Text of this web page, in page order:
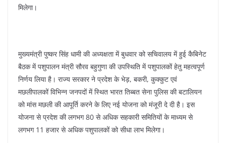
मिलेगा।
मुख्यमंत्री पुष्कर सिंह धामी की अध्यक्षता में बुधवार को सचिवालय में हुई कैबिनेट
बैठक में पशुपालन मंत्री सौरव बहुगुणा की उपस्थिति में पशुपालकों हेतु महत्वपूर्ण
निर्णय लिया है। राज्य सरकार ने प्रदेश के भेड़, बकरी, कुक्कुट एवं
मछलीपालकों विभिन्न जनपदों में स्थित भारत तिब्बत सेना पुलिस की बटालियन
को मांस मछली की आपूर्ति करने के लिए नई योजना को मंजूरी दे दी है। इस
योजना से प्रदेश की लगभग 80 से अधिक सहकारी समितियों के माध्यम से
लगभग 11 हजार से अधिक पशुपालकों को सीधा लाभ मिलेगा।